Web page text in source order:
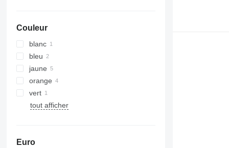
Couleur
blanc
bleu
jaune
orange
vert
tout afficher
Euro